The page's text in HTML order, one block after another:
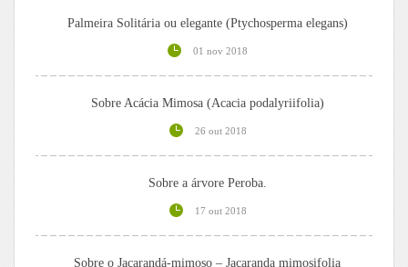
Palmeira Solitária ou elegante (Ptychosperma elegans)
01 nov 2018
Sobre Acácia Mimosa (Acacia podalyriifolia)
26 out 2018
Sobre a árvore Peroba.
17 out 2018
Sobre o Jacarandá-mimoso – Jacaranda mimosifolia